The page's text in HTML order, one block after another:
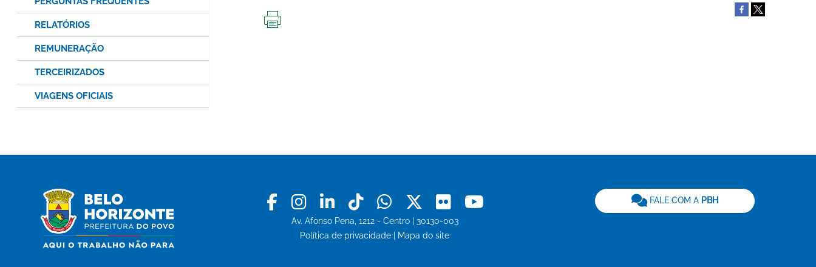
RELATÓRIOS
REMUNERAÇÃO
TERCEIRIZADOS
VIAGENS OFICIAIS
Facebook
Instagram
LinkedinTiktokWhatsapp
X Flickr
Av. Afonso Pena, 1212 - Centro | 30130-003
Política de privacidade
Mapa do site
FALE COM A PBH